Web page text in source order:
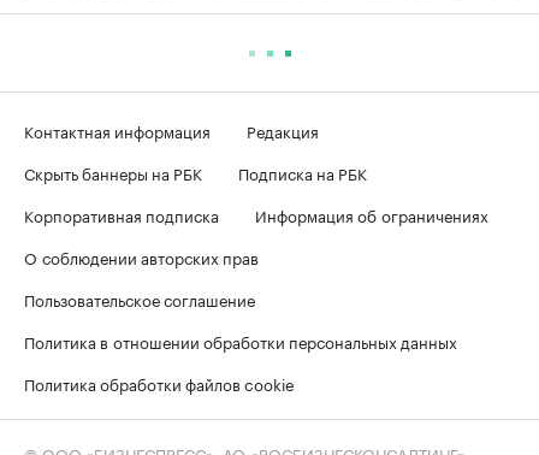
Контактная информация
Редакция
Скрыть баннеры на РБК
Подписка на РБК
Корпоративная подписка
Информация об ограничениях
О соблюдении авторских прав
Пользовательское соглашение
Политика в отношении обработки персональных данных
Политика обработки файлов cookie